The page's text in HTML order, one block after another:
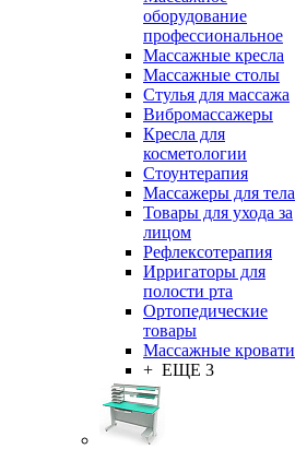
оборудование
профессиональное
Массажные кресла
Массажные столы
Стулья для массажа
Вибромассажеры
Кресла для
косметологии
Стоунтерапия
Массажеры для тела
Товары для ухода за
лицом
Рефлексотерапия
Ирригаторы для
полости рта
Ортопедические
товары
Массажные кровати
+ ЕЩЕ 3